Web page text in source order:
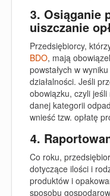
3. Osiąganie
uiszczanie
Przedsiębiorcy,
BDO, mają
powstałych w
działalności. Jeśli
obowiązku, czyli
danej kategorii
wnieść tzw. opłatę
4.
Co roku,
dotyczące ilości i
produktów i
sposobu